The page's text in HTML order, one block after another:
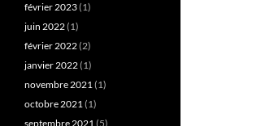
février 2023(1)
juin 2022(1)
février 2022(2)
janvier 2022(1)
novembre 2021(1)
octobre 2021(1)
septembre 2021(5)